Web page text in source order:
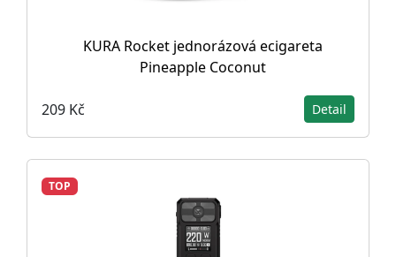
KURA Rocket jednorázová ecigareta
Pineapple Coconut
209 Kč Detail
TOP